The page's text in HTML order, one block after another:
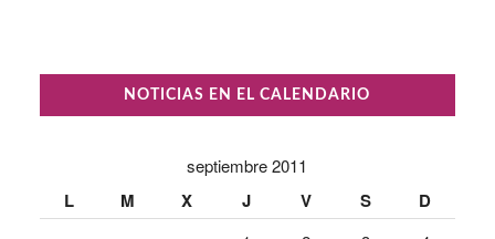
NOTICIAS EN EL CALENDARIO
septiembre 2011
L M X J V S D